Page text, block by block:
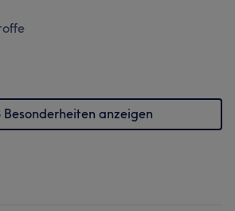
Besonderheiten anzeigen